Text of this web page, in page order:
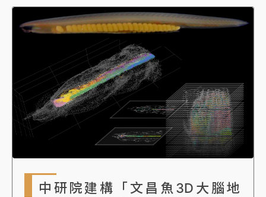
中研院建構「文昌魚3D大腦地